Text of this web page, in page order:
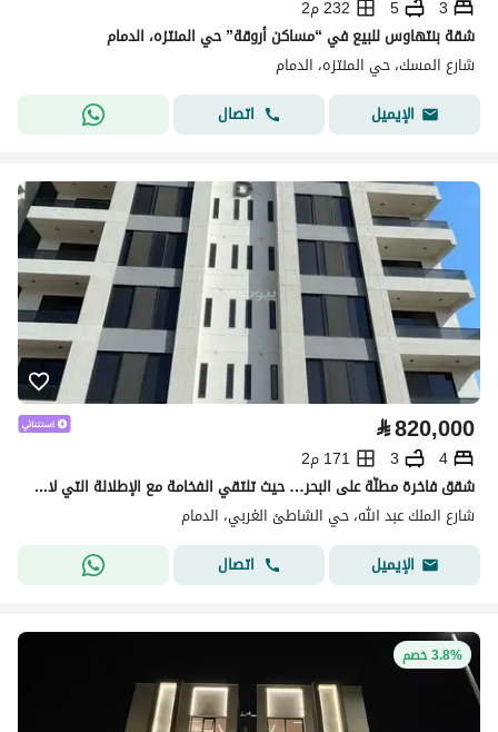
3
5
232 م2
شقة بنتهاوس للبيع في “مساكن أروقة” حي المنتزه، الدمام
شارع المسك، حي المنتزه، الدمام
الإيميل
اتصال
⃁820,000
4
3
171 م2
شقق فاخرة مطلّة على البحر… حيث تلتقي الفخامة مع الإطلالة التي لا تُمل
شارع الملك عبد الله، حي الشاطئ الغربي، الدمام
الإيميل
اتصال
3.8% خصم